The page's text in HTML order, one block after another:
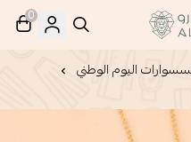
0
اليوم الوطني